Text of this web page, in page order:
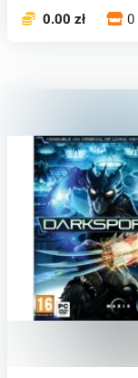
0.00 zł